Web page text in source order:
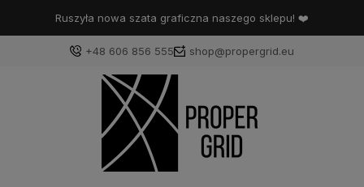
Ruszyła nowa szata graficzna naszego sklepu! ❤️
+48 606 856 555 shop@propergrid.eu